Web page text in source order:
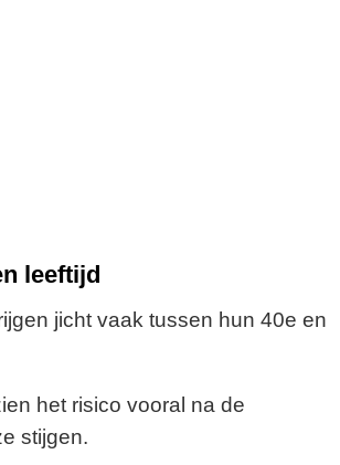
leeftijd
jicht vaak tussen hun 40e en
het risico vooral na de
stijgen.